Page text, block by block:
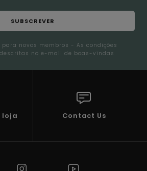
SUBSCREVER
novos membros - As condições
no e-mail de boas-vindas
loja Contact Us